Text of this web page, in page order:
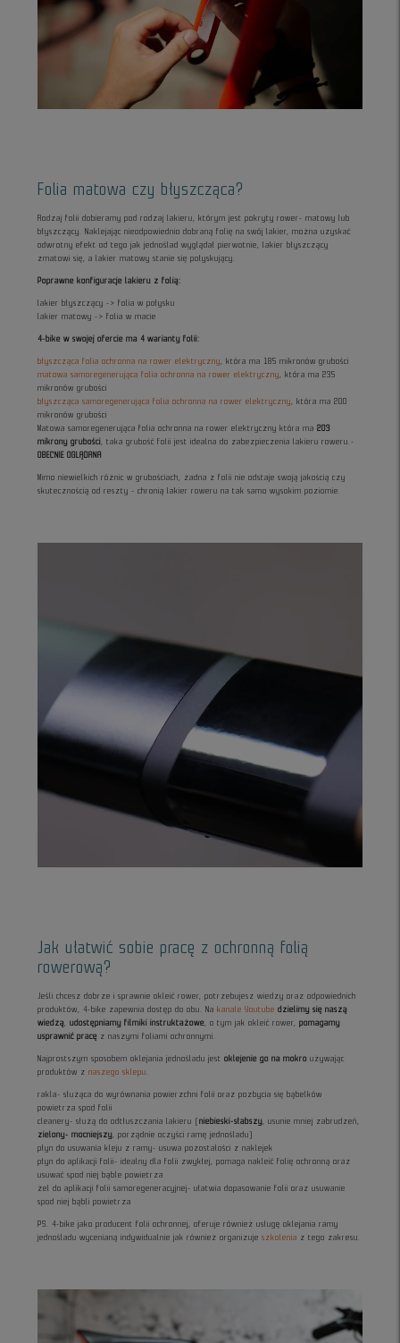
Folia matowa czy błyszcząca?
Rodzaj folii dobieramy pod rodzaj lakieru, którym jest pokryty rower- matowy lub
błyszczący. Naklejając nieodpowiednio dobraną folię na swój lakier, można uzyskać
odwrotny efekt od tego jak jednoślad wyglądał pierwotnie, lakier błyszczący
zmatowi się, a lakier matowy stanie się połyskujący.
Poprawne konfiguracje lakieru z folią:
lakier błyszczący -> folia w połysku
lakier matowy -> folia w macie
4-bike w swojej ofercie ma 4 warianty folii:
błyszcząca folia ochronna na rower elektryczny, która ma 185 mikronów grubości
matowa samoregenerująca folia ochronna na rower elektryczny, która ma 235
mikronów grubości
błyszcząca samoregenerująca folia ochronna na rower elektryczny, która ma 200
mikronów grubości
Matowa samoregenerująca folia ochronna na rower elektryczny która ma203
mikrony grubości, taka grubość folii jest idealna do zabezpieczenia lakieru roweru.-
OBECNIE OGLĄDANA
Mimo niewielkich różnic w grubościach, żadna z folii nie odstaje swoją jakością czy
skutecznością od reszty - chronią lakier roweru na tak samo wysokim poziomie.
Jak ułatwić sobie pracę z ochronną folią
rowerową?
Jeśli chcesz dobrze i sprawnie okleić rower, potrzebujesz wiedzy oraz odpowiednich
produktów, 4-bike zapewnia dostęp do obu. Na kanale Youtube dzielimy się naszą
wiedzą,udostępniamy filmiki instruktażowe, o tym jak okleić rower,pomagamy
usprawnić pracę z naszymi foliami ochronnymi.
Najprostszym sposobem oklejania jednośladu jestoklejenie go na mokro używając
produktów znaszego sklepu.
rakla- służąca do wyrównania powierzchni folii oraz pozbycia się bąbelków
powietrza spod folii
cleanery- służą do odtłuszczania lakieru (niebieski-słabszy, usunie mniej zabrudzeń,
zielony- mocniejszy, porządnie oczyści ramę jednośladu)
płyn do usuwania kleju z ramy- usuwa pozostałości z naklejek
płyn do aplikacji folii- idealny dla folii zwykłej, pomaga nakleić folię ochronną oraz
usuwać spod niej bąble powietrza
żel do aplikacji folii samoregeneracyjnej- ułatwia dopasowanie folii oraz usuwanie
spod niej bąbli powietrza
PS. 4-bike jako producent folii ochronnej, oferuje również usługę oklejania ramy
jednośladu wycenianą indywidualnie jak również organizujeszkolenia z tego zakresu.